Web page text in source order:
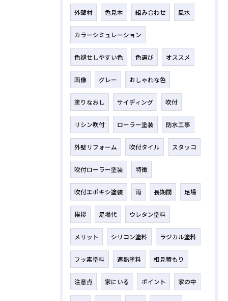
外壁材 色見本 組み合わせ 風水
カラーシミュレーション
色褪せしやすい色 色選び オススメ
画像 グレー おしゃれな色
塗りなおし サイディング 吹付
リシン吹付 ローラー塗装 防水工事
外壁リフォーム 吹付タイル スタッコ
吹付ローラー塗装 特徴
吹付エポキシ塗装 雨 長期間 足場
挨拶 足場代 ウレタン塗料
メリット シリコン塗料 ラジカル塗料
フッ素塗料 遮熱塗料 相見積もり
注意点 家にいる ポイント 家の中